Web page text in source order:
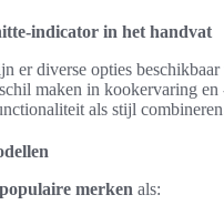
indicator in het handvat
er diverse opties
maken in kookervaring
als stijl
populaire merken als: